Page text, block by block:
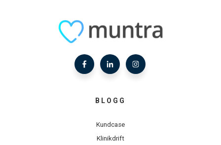
BLOGG
Kundcase
Klinikdrift